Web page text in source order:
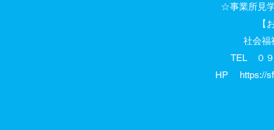
☆事業所見
【
社会
TEL ０９
HP https://